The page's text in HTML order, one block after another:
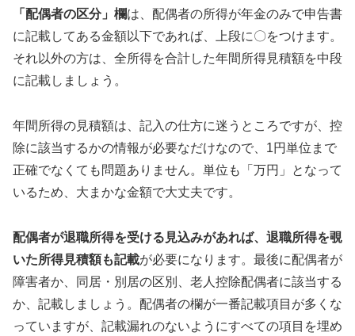
「配偶者の区分」欄は、配偶者の所得が年金のみで申告書
に記載してある金額以下であれば、上段に〇をつけます。
それ以外の方は、全所得を合計した年間所得見積額を中段
に記載しましょう。
年間所得の見積額は、記入の仕方に迷うところですが、控
除に該当するかの情報が必要なだけなので、1円単位まで
正確でなくても問題ありません。単位も「万円」となって
いるため、大まかな金額で大丈夫です。
配偶者が退職所得を受ける見込みがあれば、退職所得を覗
いた所得見積額も記載が必要になります。最後に配偶者が
障害者か、同居・別居の区別、老人控除配偶者に該当する
か、記載しましょう。配偶者の欄が一番記載項目が多くな
っていますが、記載漏れのないようにすべての項目を埋め